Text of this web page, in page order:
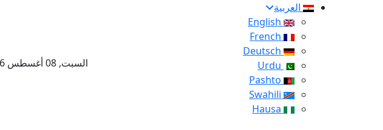
العربية
السبت, 08 أغسطس 2026 – 25 صفر 1448 هـ